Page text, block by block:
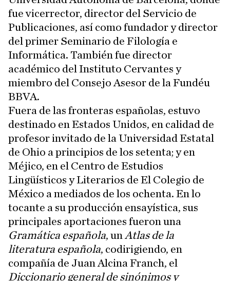
fue vicerrector, director del Servicio de
Publicaciones, así como fundador y director
del primer Seminario de Filología e
Informática. También fue director
académico del Instituto Cervantes y
miembro del Consejo Asesor de la Fundéu
BBVA.
Fuera de las fronteras españolas, estuvo
destinado en Estados Unidos, en calidad de
profesor invitado de la Universidad Estatal
de Ohio a principios de los setenta; y en
Méjico, en el Centro de Estudios
Lingüísticos y Literarios de El Colegio de
México a mediados de los ochenta. En lo
tocante a su producción ensayística, sus
principales aportaciones fueron una
Gramática española, un Atlas de la
literatura española, codirigiendo, en
compañía de Juan Alcina Franch, el
Diccionario general de sinónimos y